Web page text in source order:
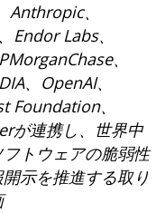
、
Endor Labs、
、
、OpenAI、
Foundation、
が連携し、世界中
トウェアの脆弱性
示を推進する取り